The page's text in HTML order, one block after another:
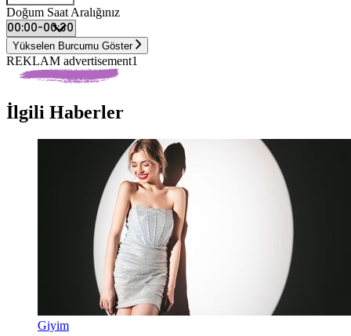
Doğum Saat Aralığınız
Yükselen Burcumu Göster
REKLAM advertisement1
İlgili Haberler
Giyim